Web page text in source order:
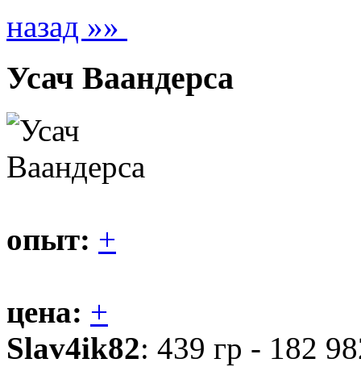
назад »»
Усач Ваандерса
опыт: +
цена: +
Slav4ik82: 439 гр - 182